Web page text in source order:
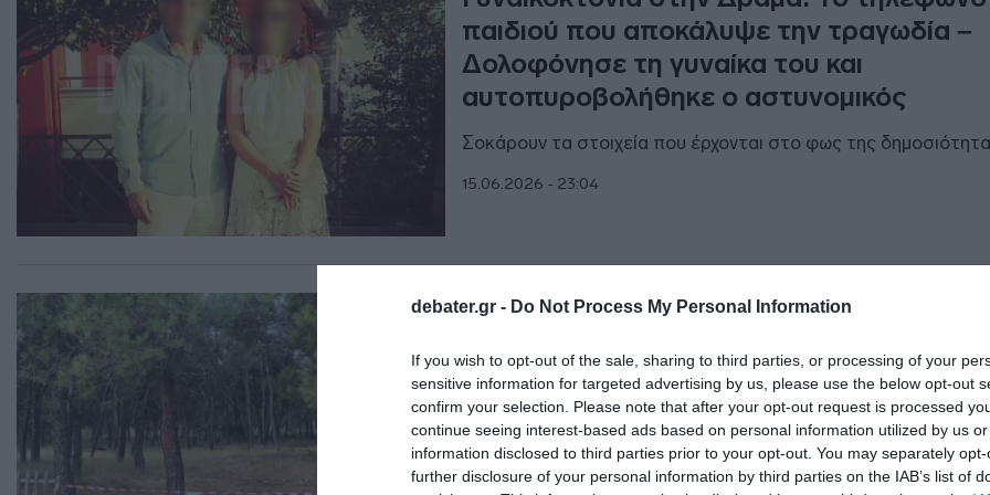
debater.gr - Do Not Process My Personal Information
If you wish to opt-out of the sale, sharing to third parties, or processing of your
sensitive information for targeted advertising by us, please use the below opt-out
confirm your selection. Please note that after your opt-out request is processed
continue seeing interest-based ads based on personal information utilized by us
information disclosed to third parties prior to your opt-out. You may separately
further disclosure of your personal information by third parties on the IAB’s list of
παιδιού που αποκάλυψε την τραγωδία –
Δολοφόνησε τη γυναίκα του και
αυτοπυροβολήθηκε ο αστυνομικός
Σοκάρουν τα στοιχεία που έρχονται στο φως της
15.06.2026 - 23:04
ΕΛΛΑΔΑ
και αυτοκτόνησε
Ένα από τα παιδιά τους ενημέρωσε την Άμεση Δράση για το
περιστατικό
15.06.2026 - 19:04